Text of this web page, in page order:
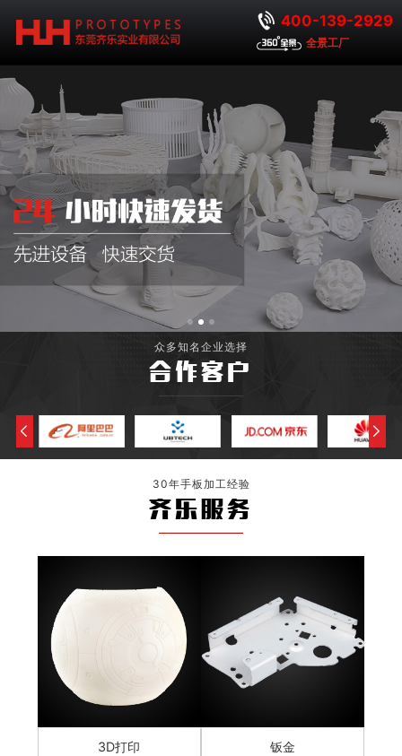
400-139-2929
全景工厂
众多知名企业选择
合作客户
30年手板加工经验
齐乐服务
3D打印 钣金